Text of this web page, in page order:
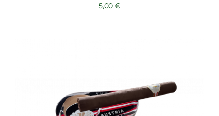
5,00 €